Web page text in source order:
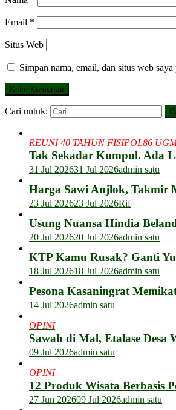
Email *
Situs Web
Simpan nama, email, dan situs web
Cari untuk:
REUNI 40 TAHUN FISIPOL86
Tak Sekadar Kumpul. Ada
31 Jul 202631 Jul 2026admin satu
Harga Sawi Anjlok, Takmir
23 Jul 202623 Jul 2026Rif
Usung Nuansa Hindia
20 Jul 202620 Jul 2026admin satu
KTP Kamu Rusak? Ganti
18 Jul 202618 Jul 2026admin satu
Pesona Kasaningrat
14 Jul 2026admin satu
OPINI
Sawah di Mal, Etalase Desa
09 Jul 2026admin satu
OPINI
12 Produk Wisata Berbasis
27 Jun 202609 Jul 2026admin satu